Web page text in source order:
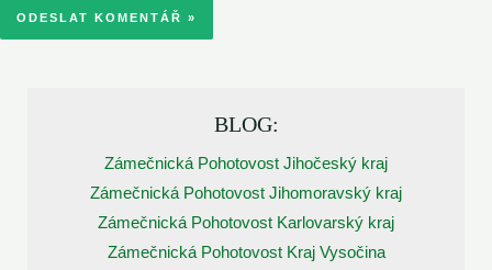
BLOG:
Zámečnická Pohotovost Jihočeský kraj
Zámečnická Pohotovost Jihomoravský kraj
Zámečnická Pohotovost Karlovarský kraj
Zámečnická Pohotovost Kraj Vysočina